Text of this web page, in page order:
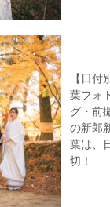
【日
葉フォ
グ・前
の新郎
葉は、
切！